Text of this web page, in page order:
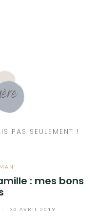
PAS SEULEMENT !
: mes bons
30 AVRIL 2019